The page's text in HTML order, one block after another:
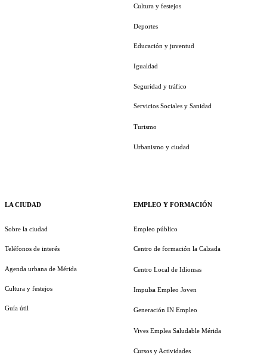
LA CIUDAD
Sobre la ciudad
Teléfonos de interés
Agenda urbana de Mérida
Cultura y festejos
Guía útil
Cultura y festejos
Deportes
Educación y juventud
Igualdad
Seguridad y tráfico
Servicios Sociales y Sanidad
Turismo
Urbanismo y ciudad
EMPLEO Y FORMACIÓN
Empleo público
Centro de formación la Calzada
Centro Local de Idiomas
Impulsa Empleo Joven
Generación IN Empleo
Vives Emplea Saludable Mérida
Cursos y Actividades